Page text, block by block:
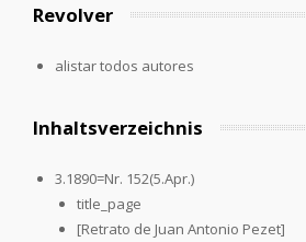
Revolver
alistar todos autores
Inhaltsverzeichnis
3.1890=Nr. 152(5.Apr.)
title_page
[Retrato de Juan Antonio Pezet]